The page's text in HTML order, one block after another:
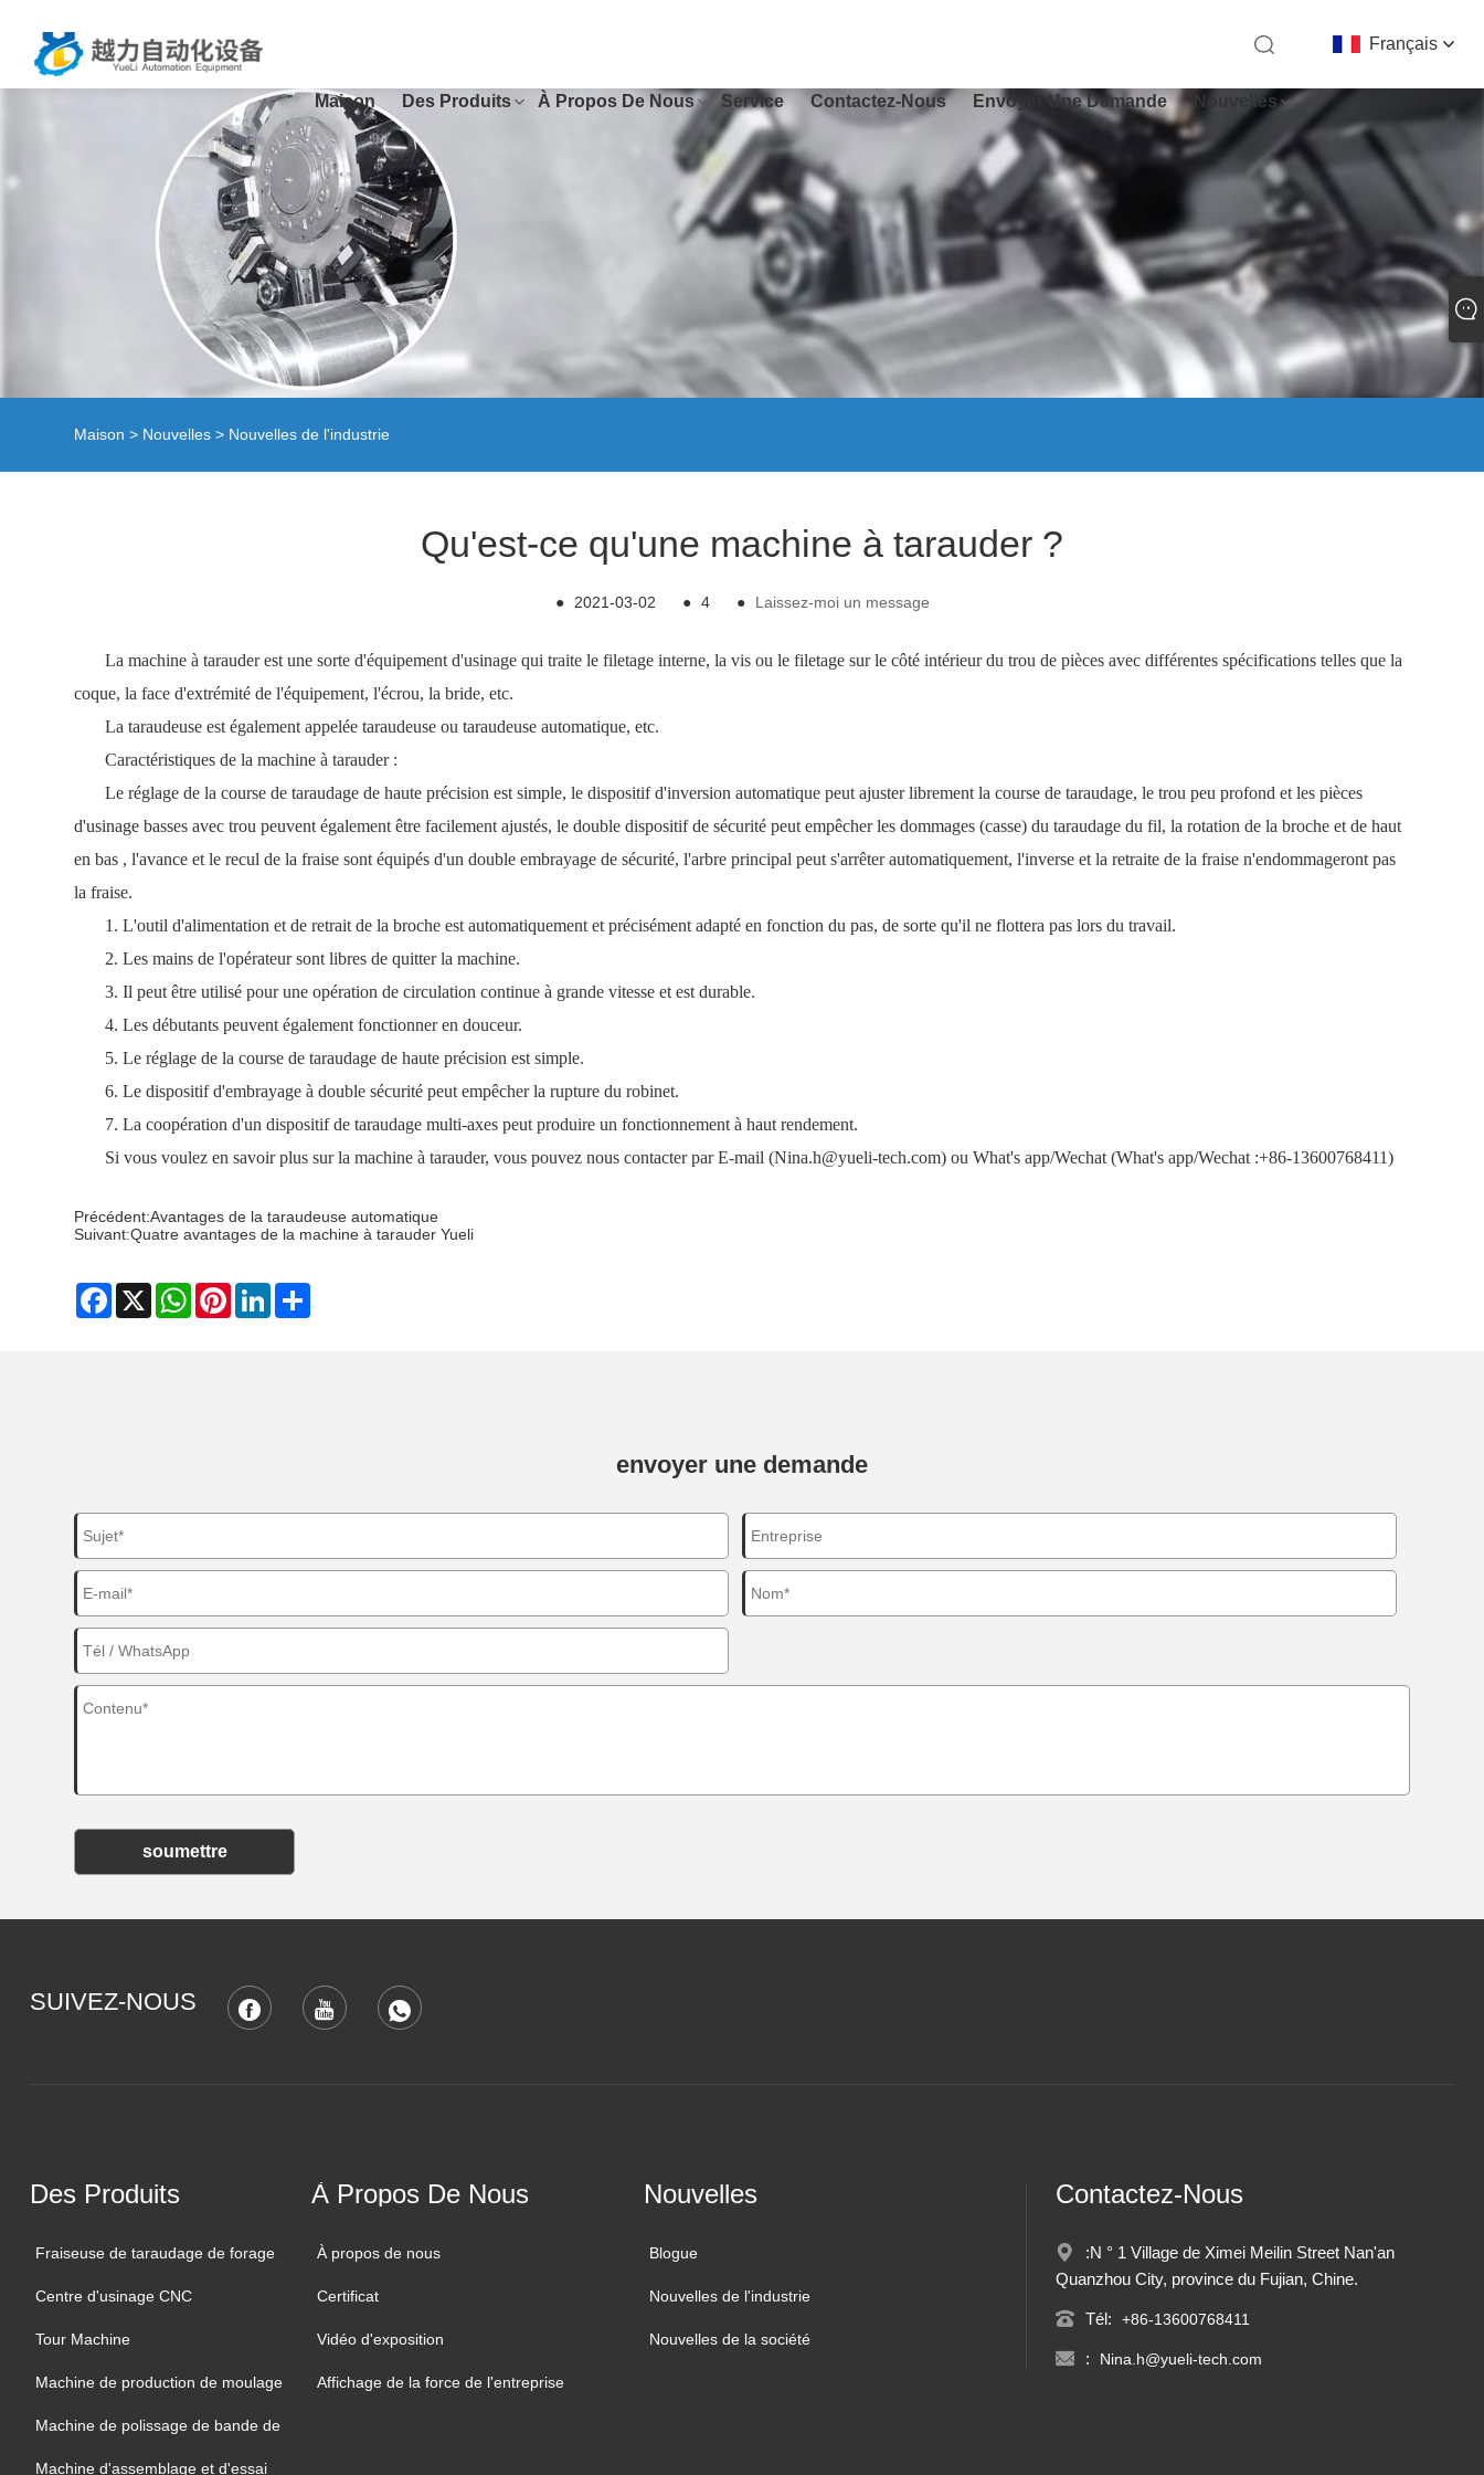
Français
Maison Des Produits À Propos De Nous Service Contactez-Nous Envoyer Une Demande Nouvelles
Maison > Nouvelles > Nouvelles de l'industrie
Qu'est-ce qu'une machine à tarauder ?
● 2021-03-02 ● 4 ● Laissez-moi un message
La machine à tarauder est une sorte d'équipement d'usinage qui traite le filetage interne, la vis ou le filetage sur le côté intérieur du trou de pièces avec différentes spécifications telles que la
coque, la face d'extrémité de l'équipement, l'écrou, la bride, etc.
La taraudeuse est également appelée taraudeuse ou taraudeuse automatique, etc.
Caractéristiques de la machine à tarauder :
Le réglage de la course de taraudage de haute précision est simple, le dispositif d'inversion automatique peut ajuster librement la course de taraudage, le trou peu profond et les pièces
d'usinage basses avec trou peuvent également être facilement ajustés, le double dispositif de sécurité peut empêcher les dommages (casse) du taraudage du fil, la rotation de la broche et de haut
en bas , l'avance et le recul de la fraise sont équipés d'un double embrayage de sécurité, l'arbre principal peut s'arrêter automatiquement, l'inverse et la retraite de la fraise n'endommageront pas
la fraise.
1. L'outil d'alimentation et de retrait de la broche est automatiquement et précisément adapté en fonction du pas, de sorte qu'il ne flottera pas lors du travail.
2. Les mains de l'opérateur sont libres de quitter la machine.
3. Il peut être utilisé pour une opération de circulation continue à grande vitesse et est durable.
4. Les débutants peuvent également fonctionner en douceur.
5. Le réglage de la course de taraudage de haute précision est simple.
6. Le dispositif d'embrayage à double sécurité peut empêcher la rupture du robinet.
7. La coopération d'un dispositif de taraudage multi-axes peut produire un fonctionnement à haut rendement.
Si vous voulez en savoir plus sur la machine à tarauder, vous pouvez nous contacter par E-mail (Nina.h@yueli-tech.com) ou What's app/Wechat (What's app/Wechat :+86-13600768411)
Précédent:Avantages de la taraudeuse automatique
Suivant:Quatre avantages de la machine à tarauder Yueli
Facebook
X WhatsAppPinterestLinkedIn
envoyer une demande
soumettre
SUIVEZ-NOUS
Des Produits
Fraiseuse de taraudage de forage
Centre d'usinage CNC
Tour Machine
Machine de production de moulage
Machine de polissage de bande de
Machine d'assemblage et d'essai
À Propos De Nous
À propos de nous
Certificat
Vidéo d'exposition
Affichage de la force de l'entreprise
Nouvelles
Blogue
Nouvelles de l'industrie
Nouvelles de la société
Contactez-Nous
:N ° 1 Village de Ximei Meilin Street Nan'an
Quanzhou City, province du Fujian, Chine.
Tél: +86-13600768411
: Nina.h@yueli-tech.com